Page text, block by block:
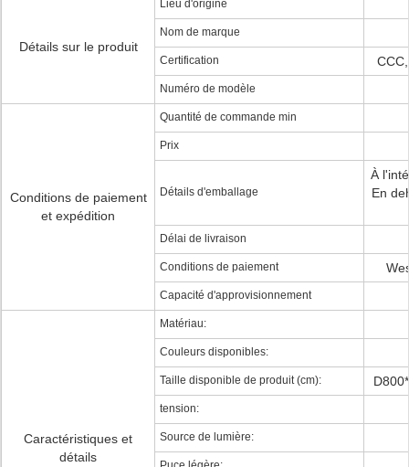
Détails sur le produit
Lieu d'origine
Nom de marque
Certification
Numéro de modèle
Conditions de paiement
et expédition
Quantité de commande min
Prix
Détails d'emballage
À
En
Délai de livraison
Conditions de paiement
Capacité d'approvisionnement
Caractéristiques et
détails
Matériau:
Couleurs disponibles:
Taille disponible de produit (cm):
tension:
Source de lumière: